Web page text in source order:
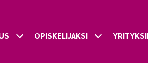
OPISKELIJAKSI